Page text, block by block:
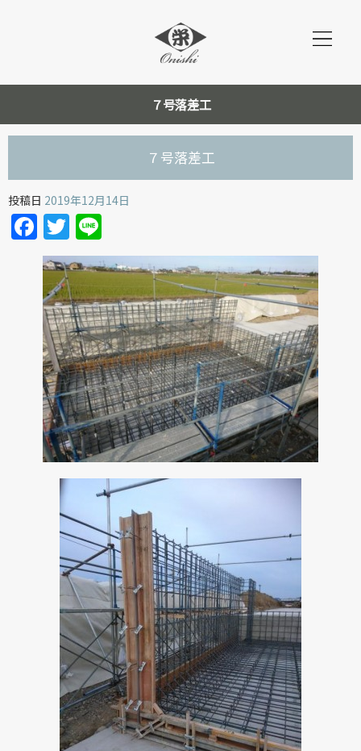
７号落差工
７号落差工
投稿日 2019年12月14日
Facebook
Twitter